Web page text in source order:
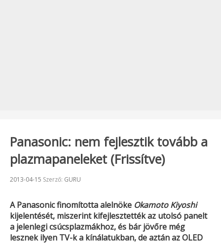
Panasonic: nem fejlesztik tovább a
plazmapaneleket (Frissítve)
Beküldve:
2013-04-15 Szerző: GURU
APanasonicfinomította alelnöke Okamoto Kiyoshi
kijelentését, miszerint kifejlesztették az utolsó panelt
a jelenlegi csúcsplazmákhoz, és bár jövőre még
lesznek ilyen TV-k a kínálatukban, de aztán az OLED